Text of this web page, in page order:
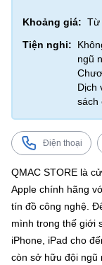
Khoảng giá: Từ
Tiện nghi:
ngũ
Dịch
sách
Điện thoại
QMAC STORE là
Apple chính hãng
tín đồ công nghệ.
mình trong thế giới
iPhone, iPad cho
còn sở hữu đội ngũ